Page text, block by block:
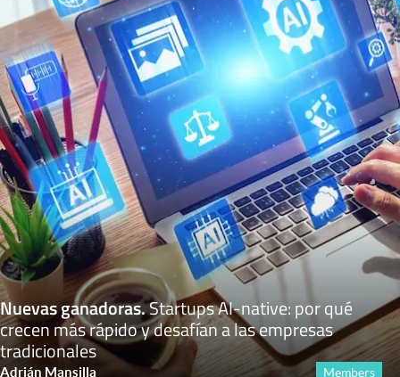
Nuevas ganadoras.Startups AI-native: por qué
crecen más rápido y desafían a las empresas
tradicionales
Adrián Mansilla Members